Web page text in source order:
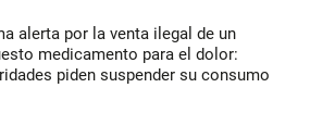
alerta por la venta ilegal de un
medicamento para el dolor:
piden suspender su consumo